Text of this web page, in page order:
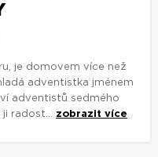
je domovem více než
adventistka jménem
adventistů sedmého
radost... zobrazit více